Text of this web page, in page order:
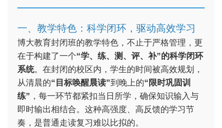
一、教学特色：科学闭环，驱动高效学习
博大教育封闭班的教学特色，不止于严格管理，更
在于构建了一个“学、练、测、评、补”的科学闭环
系统。在封闭的校区内，学生的时间被高效规划，
从清晨的“目标唤醒晨读”到晚上的“限时巩固训
练” ，每一环节都紧扣当日所学，确保知识输入与
即时输出相结合。这种高强度、高反馈的学习节
奏，是普通走读复习难以比拟的。